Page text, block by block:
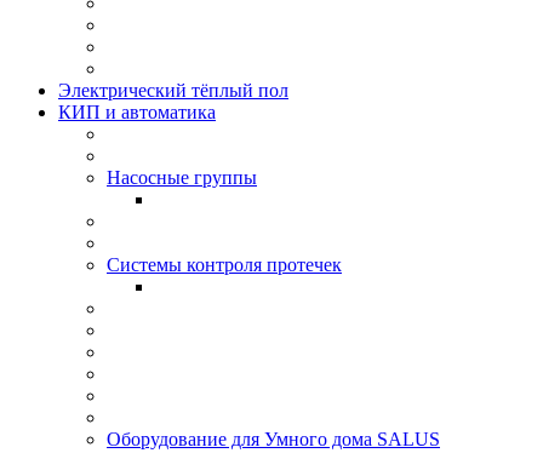
Электрический тёплый пол
КИП и автоматика
Насосные группы
Системы контроля протeчек
Оборудование для Умного дома SALUS